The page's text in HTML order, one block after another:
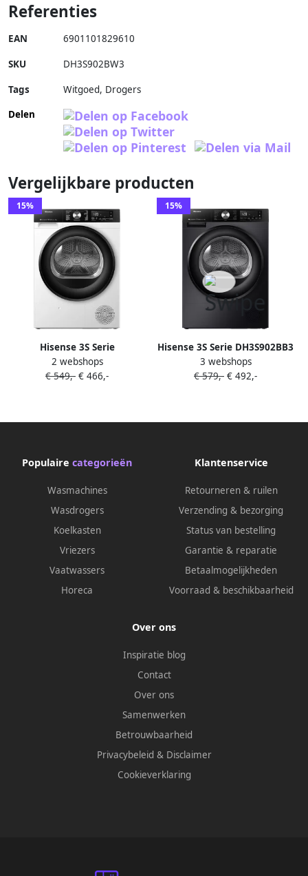
Referenties
EAN 6901101829610
SKU DH3S902BW3
Tags
Witgoed, Drogers
Delen
Vergelijkbare producten
15%
Hisense 3S Serie
DH3S802BW3 Wasdroger met
A+++ Energielabel
Trommelverlichting AutoDry
2 webshops
€ 549,- € 466,-
15%
Hisense 3S Serie DH3S902BB3
Zwarte Wasdroger met A+++
Energielabel
Trommelverlichting AutoDry
3 webshops
€ 579,- € 492,-
Populaire categorieën
Wasmachines
Wasdrogers
Koelkasten
Vriezers
Vaatwassers
Horeca
Klantenservice
Retourneren & ruilen
Verzending & bezorging
Status van bestelling
Garantie & reparatie
Betaalmogelijkheden
Voorraad & beschikbaarheid
Over ons
Inspiratie blog
Contact
Over ons
Samenwerken
Betrouwbaarheid
Privacybeleid & Disclaimer
Cookieverklaring